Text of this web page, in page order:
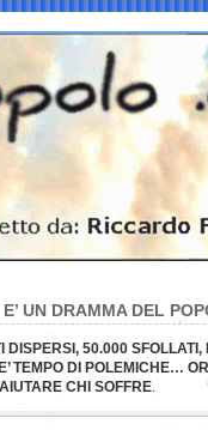
UN DRAMMA DEL
DISPERSI, 50.000
TEMPO DI POLEMICHE…
CHI SOFFRE.